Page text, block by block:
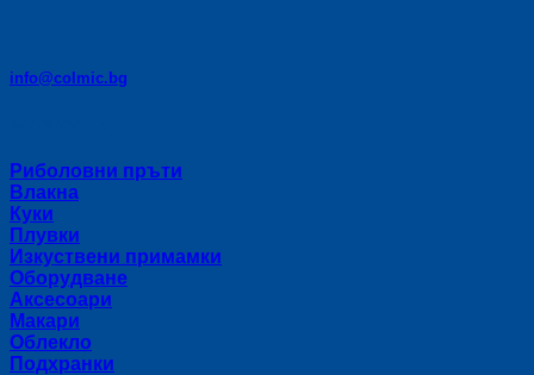
info@colmic.bg
Риболовни пръти
Влакна
Куки
Плувки
Изкуствени примамки
Оборудване
Аксесоари
Макари
Облекло
Подхранки